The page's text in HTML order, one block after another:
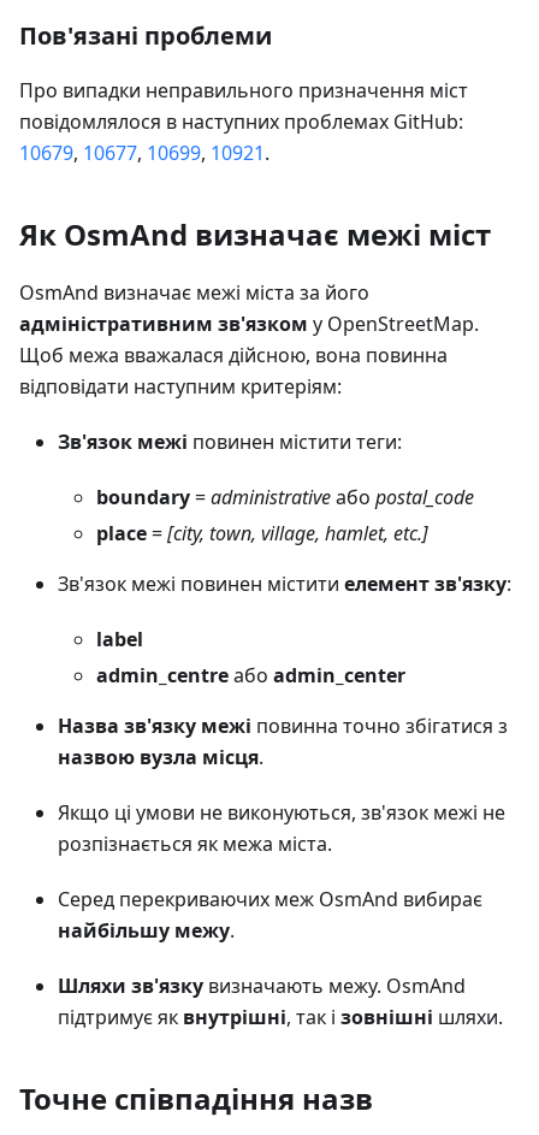
Пов'язані проблеми
Про випадки неправильного призначення міст
повідомлялося в наступних проблемах GitHub:
10679, 10677, 10699, 10921.
Як OsmAnd визначає межі міст
OsmAnd визначає межі міста за його
адміністративним зв'язком у OpenStreetMap.
Щоб межа вважалася дійсною, вона повинна
відповідати наступним критеріям:
Зв'язок межі повинен містити теги:
boundary=administrativeабо postal_code
place=[city, town, village, hamlet, etc.]
Зв'язок межі повинен містити елемент зв'язку:
label
admin_centreабо admin_center
Назва зв'язку межі повинна точно збігатися з
назвою вузла місця.
Якщо ці умови не виконуються, зв'язок межі не
розпізнається як межа міста.
Серед перекриваючих меж OsmAnd вибирає
найбільшу межу.
Шляхи зв'язку визначають межу. OsmAnd
підтримує як внутрішні, так і зовнішні шляхи.
Точне співпадіння назв